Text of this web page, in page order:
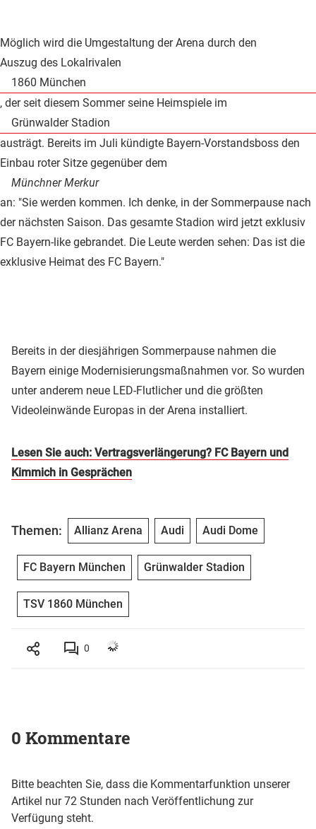
Möglich wird die Umgestaltung der Arena durch den
Auszug des Lokalrivalen
1860 München
, der seit diesem Sommer seine Heimspiele im
Grünwalder Stadion
austrägt. Bereits im Juli kündigte Bayern-Vorstandsboss den
Einbau roter Sitze gegenüber dem
Münchner Merkur
an: "Sie werden kommen. Ich denke, in der Sommerpause nach
der nächsten Saison. Das gesamte Stadion wird jetzt exklusiv
FC Bayern-like gebrandet. Die Leute werden sehen: Das ist die
exklusive Heimat des FC Bayern."
Bereits in der diesjährigen Sommerpause nahmen die
Bayern einige Modernisierungsmaßnahmen vor. So wurden
unter anderem neue LED-Flutlicher und die größten
Videoleinwände Europas in der Arena installiert.
Lesen Sie auch: Vertragsverlängerung? FC Bayern und
Kimmich in Gesprächen
Themen: Allianz Arena Audi Audi Dome
FC Bayern München Grünwalder Stadion
TSV 1860 München
0
0 Kommentare
Bitte beachten Sie, dass die Kommentarfunktion unserer
Artikel nur 72 Stunden nach Veröffentlichung zur
Verfügung steht.